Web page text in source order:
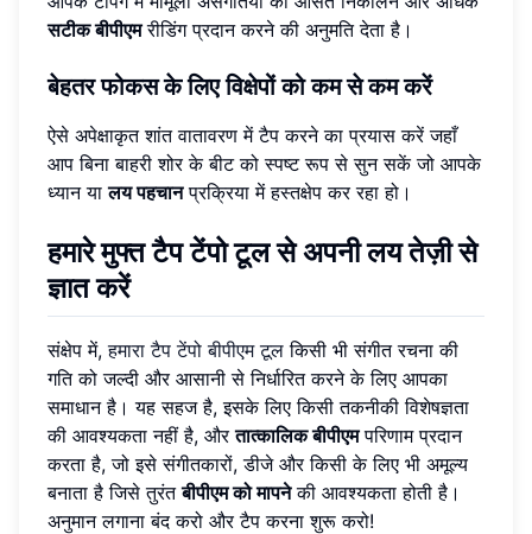
सटीक बीपीएमरीडिंग प्रदान करने की अनुमति देता है।
बेहतर फोकस के लिए विक्षेपों को कम से कम करें
ऐसे अपेक्षाकृत शांत वातावरण में टैप करने का प्रयास करें जहाँ
आप बिना बाहरी शोर के बीट को स्पष्ट रूप से सुन सकें जो आपके
ध्यान यालय पहचानप्रक्रिया में हस्तक्षेप कर रहा हो।
हमारे मुफ्त टैप टेंपो टूल से अपनी लय तेज़ी से
ज्ञात करें
संक्षेप में,हमारा टैप टेंपो बीपीएम टूल किसी भी संगीत रचना की
गति को जल्दी और आसानी से निर्धारित करने के लिए आपका
समाधान है। यह सहज है, इसके लिए किसी तकनीकी विशेषज्ञता
की आवश्यकता नहीं है, औरतात्कालिक बीपीएमपरिणाम प्रदान
करता है, जो इसे संगीतकारों, डीजे और किसी के लिए भी अमूल्य
बनाता है जिसे तुरंतबीपीएम को मापनेकी आवश्यकता होती है।
अनुमान लगाना बंद करो और टैप करना शुरू करो!